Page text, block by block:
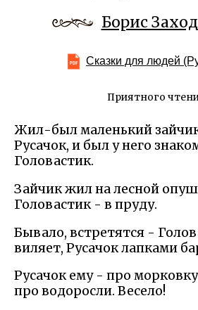
Борис
Сказки для людей
Приятного
Жил-был маленький
Русачок, и был у него
Головастик.
Зайчик жил на лесной
Головастик - в пруду.
Бывало, встретятся -
виляет, Русачок лапками
Русачок ему - про
про водоросли. Весело!